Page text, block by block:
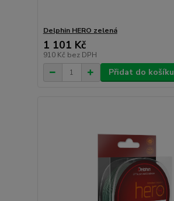
Delphin HERO zelená
1 101 Kč
910 Kč bez DPH
Přidat do košíku